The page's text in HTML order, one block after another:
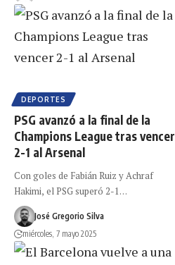
DEPORTES
PSG avanzó a la final de la
Champions League tras vencer
2-1 al Arsenal
Con goles de Fabián Ruiz y Achraf
Hakimi, el PSG superó 2-1…
José Gregorio Silva
miércoles, 7 mayo 2025